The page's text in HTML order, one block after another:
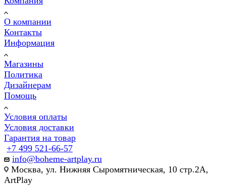
О компании
Контакты
Информация
Магазины
Политика
Дизайнерам
Помощь
Условия оплаты
Условия доставки
Гарантия на товар
+7 499 521-66-57
info@boheme-artplay.ru
Москва, ул. Нижняя Сыромятническая, 10 стр.2А,
ArtPlay